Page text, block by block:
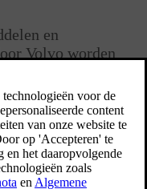
en
Volvo worden
voordat u een
en in het bijzonder het
dealers verkrijgbaar is.
weer wordt opgerold.